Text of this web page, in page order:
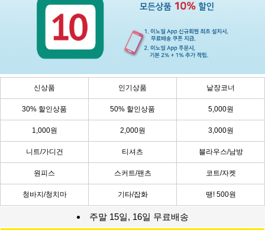
신상품 인기상품 낱장코너
30% 할인상품 50% 할인상품 5,000원
1,000원 2,000원 3,000원
니트/가디건 티셔츠 블라우스/남방
원피스 스커트/팬츠 코트/자켓
청바지/청치마 기타/잡화 땡! 500원
주말 15일, 16일 무료배송